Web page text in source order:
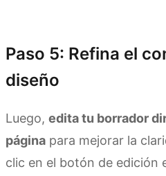
Paso 5: Refina el
diseño
Luego, edita tu borrador
página para mejorar la
clic en el botón de edición